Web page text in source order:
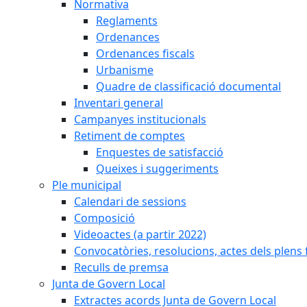
Normativa
Reglaments
Ordenances
Ordenances fiscals
Urbanisme
Quadre de classificació documental
Inventari general
Campanyes institucionals
Retiment de comptes
Enquestes de satisfacció
Queixes i suggeriments
Ple municipal
Calendari de sessions
Composició
Videoactes (a partir 2022)
Convocatòries, resolucions, actes dels plens
Reculls de premsa
Junta de Govern Local
Extractes acords Junta de Govern Local